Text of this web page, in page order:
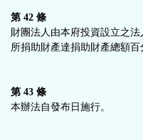
第 42 條
財團法人由本府投資設立之
所捐助財產達捐助財產總額百
第 43 條
本辦法自發布日施行。